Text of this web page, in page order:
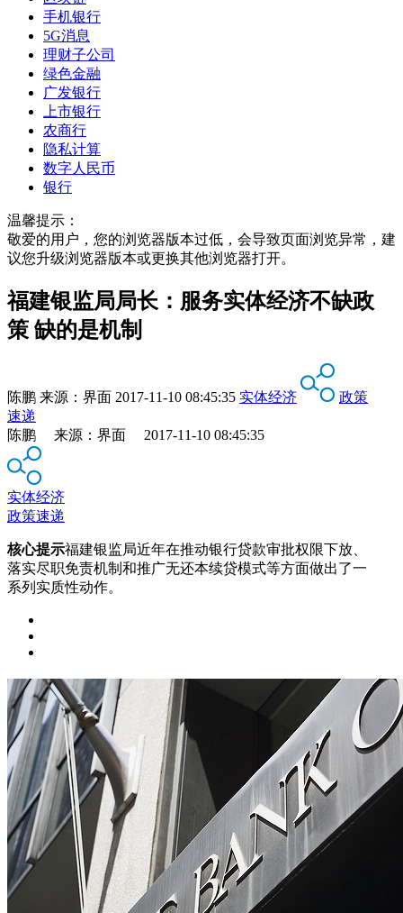
手机银行
5G消息
理财子公司
绿色金融
广发银行
上市银行
农商行
隐私计算
数字人民币
银行
温馨提示：
敬爱的用户，您的浏览器版本过低，会导致页面浏览异常，建
议您升级浏览器版本或更换其他浏览器打开。
福建银监局局长：服务实体经济不缺政
策 缺的是机制
陈鹏 来源： 界面 2017-11-10 08:45:35 实体经济
政策
速递
陈鹏 来源：界面 2017-11-10 08:45:35
实体经济
政策速递
核心提示福建银监局近年在推动银行贷款审批权限下放、
落实尽职免责机制和推广无还本续贷模式等方面做出了一
系列实质性动作。